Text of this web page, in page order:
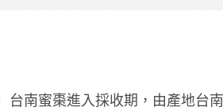
台南蜜棗進入採收期，由產地台